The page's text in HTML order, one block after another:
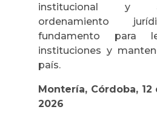
institucional y
ordenamiento
fundamento para
instituciones y
país.
Montería, Córdoba,
2026